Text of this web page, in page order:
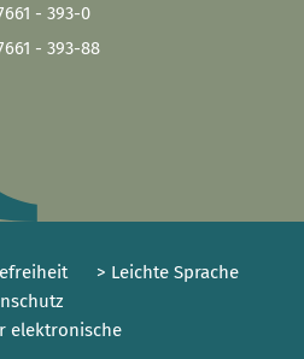
- 393-0
- 393-88
> Leichte Sprache
elektronische